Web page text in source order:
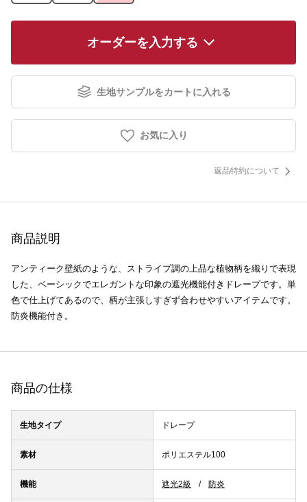
オーダーを入力する
生地サンプルをカートに入れる
お気に入り
返品特約について
商品説明
アンティーク壁紙のような、ストライプ調の上品な植物柄を織りで表現
した、ベーシックでエレガントな印象の遮光機能付きドレープです。単
色で仕上げてあるので、柄が主張しすぎず合わせやすいアイテムです。
防炎機能付き。
商品の仕様
生地タイプ ドレープ
素材 ポリエステル100
機能 遮光2級 防炎